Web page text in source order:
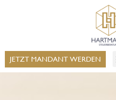
JETZT MANDANT WERDEN